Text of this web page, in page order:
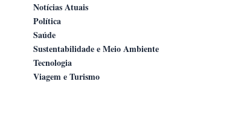
Notícias Atuais
Política
Saúde
Sustentabilidade e Meio Ambiente
Tecnologia
Viagem e Turismo